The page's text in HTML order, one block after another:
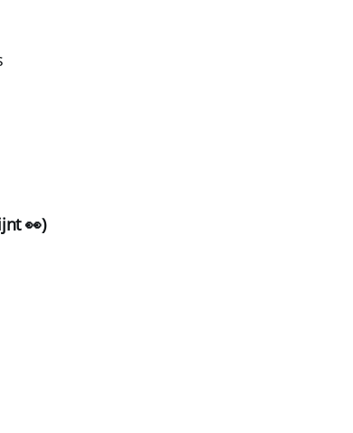
👀)